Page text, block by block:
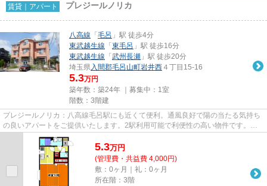
賃貸｜アパート プレジールノリカ
八高線 「 毛呂 」駅 徒歩4分
東武越生線 「 東毛呂 」駅 徒歩16分
東武越生線 「 武州長瀬 」駅 徒歩20分
埼玉県入間郡毛呂山町岩井西 ４丁目15-16
5.3万円
築年数：築24年 ｜募集中： 1室
階数：3階建
プレジールノリカ：八高線毛呂駅にも近くて便利。通風良好で陽の当たる気持ち
の良いアパートをご提供いたします。2駅利用可能で利便性の高い物件です。こ
ちらの物件はアパートです。で...
5.3万円
(管理費・共益費 4,000円)
敷：0ヶ月｜礼：0ヶ月
所在階：3階